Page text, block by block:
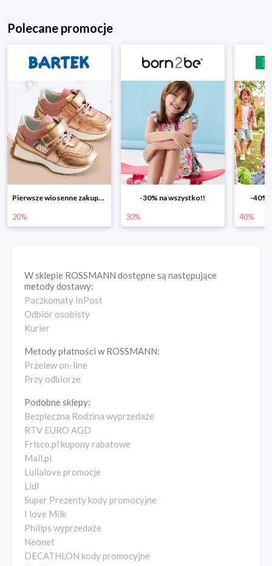
Polecane promocje
Pierwsze wiosenne zakupy -20%
20%
-30% na wszystko!!
30%
-40%
40%
W sklepie ROSSMANN dostępne są następujące
metody dostawy:
Paczkomaty InPost
Odbiór osobisty
Kurier
Metody płatności wROSSMANN:
Przelew on-line
Przy odbiorze
Podobne sklepy:
Bezpieczna Rodzina wyprzedaże
RTV EURO AGD
Frisco.pl kupony rabatowe
Mall.pl
Lullalove promocje
Lidl
Super Prezenty kody promocyjne
I love Milk
Philips wyprzedaże
Neonet
DECATHLON kody promocyjne